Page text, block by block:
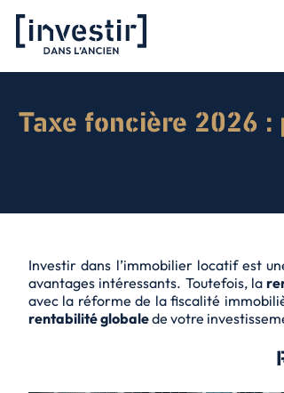
Taxe foncière 2026
Investir dans l’immobilier locatif est
avantages intéressants. Toutefois, la
avec la réforme de la fiscalité
rentabilité globalede votre